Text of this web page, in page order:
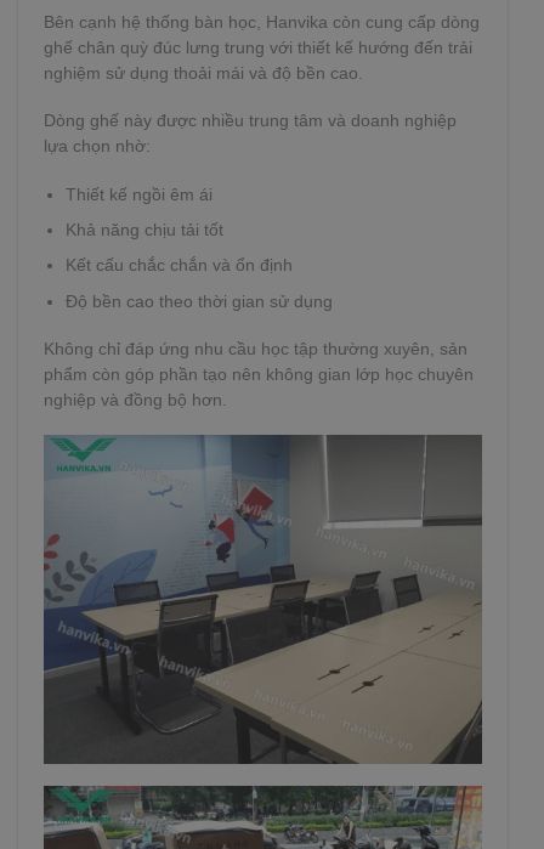
Bên cạnh hệ thống bàn học, Hanvika còn cung cấp dòng
ghế chân quỳ đúc lưng trung với thiết kế hướng đến trải
nghiệm sử dụng thoải mái và độ bền cao.
Dòng ghế này được nhiều trung tâm và doanh nghiệp
lựa chọn nhờ:
Thiết kế ngồi êm ái
Khả năng chịu tải tốt
Kết cấu chắc chắn và ổn định
Độ bền cao theo thời gian sử dụng
Không chỉ đáp ứng nhu cầu học tập thường xuyên, sản
phẩm còn góp phần tạo nên không gian lớp học chuyên
nghiệp và đồng bộ hơn.